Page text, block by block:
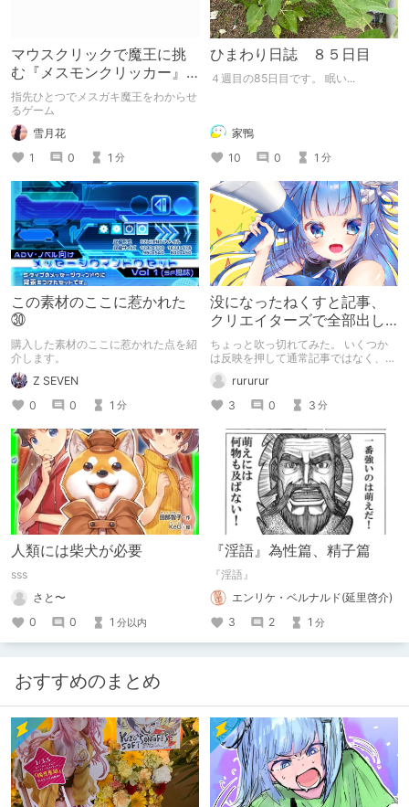
マウスクリックで魔王に挑
む『メスモンクリッカー』
体験版プレイしてみた
指先ひとつでメスガキ魔王をわからせ
るゲーム
雪月花
1
0 1 分
ひまわり日誌 ８５日目
４週目の85日目です。 眠い...
家鴨
10
0 1 分
この素材のここに惹かれた
㉚
購入した素材のここに惹かれた点を紹
介します。
Z SEVEN
0
0 1 分
没になったねくすと記事、
クリエイターズで全部出し
てみます。
ちょっと吹っ切れてみた。 いくつか
は反映を押して通常記事ではなく、ク
リエイター記事として出してみようか
なと。rururur
3
0 3 分
人類には柴犬が必要
sss
さと〜
0
0 1 分以内
『淫語』為性篇、精子篇
『淫語』
エンリケ・ベルナルド(延里啓介)
3
2 1 分
おすすめのまとめ